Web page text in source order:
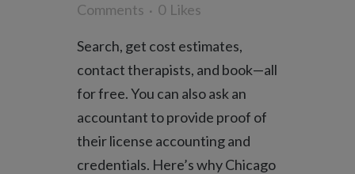
Comments
0 Likes
Search, get cost estimates,
contact therapists, and book—all
for free. You can also ask an
accountant to provide proof of
their license accounting and
credentials. Here’s why Chicago